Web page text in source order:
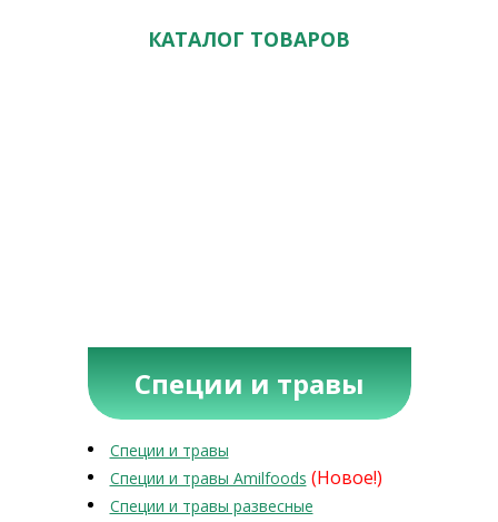
КАТАЛОГ ТОВАРОВ
Специи и травы
Специи и травы
Специи и травы Amilfoods (Новое!)
Специи и травы развесные